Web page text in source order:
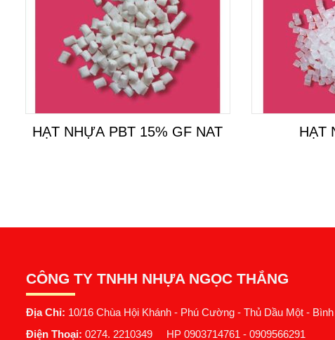
HẠT NHỰA PBT 15% GF NAT HẠT
CÔNG TY TNHH NHỰA NGỌC THẮNG
Địa Chỉ: 10/16 Chùa Hội Khánh - Phú Cường - Thủ Dầu Một -
Điện Thoại: 0274. 2210349 HP 0903714761 - 0909566291